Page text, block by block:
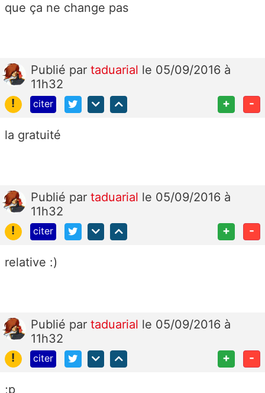
que ça ne change pas
Publié par taduarial le 05/09/2016 à
11h32
!
citer + -
la gratuité
Publié par taduarial le 05/09/2016 à
11h32
!
citer + -
relative :)
Publié par taduarial le 05/09/2016 à
11h32
!
citer + -
;p